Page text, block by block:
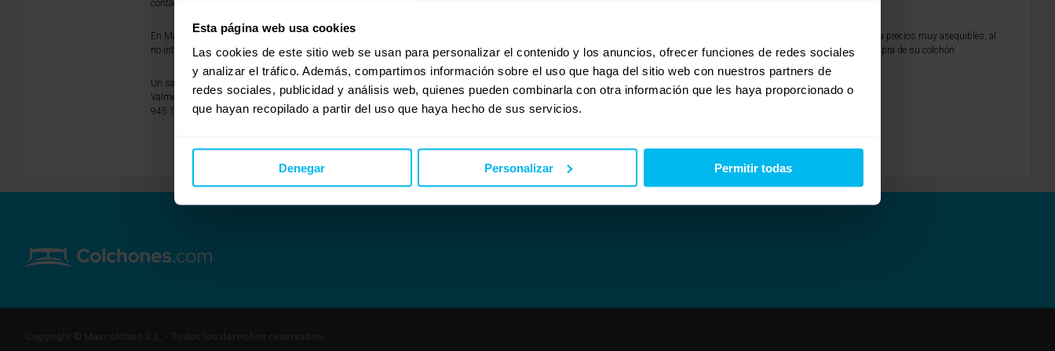
Esta página web usa cookies
Las cookies de este sitio web se usan para personalizar el contenido y los anuncios, ofrecer funciones de redes sociales
y analizar el tráfico. Además, compartimos información sobre el uso que haga del sitio web con nuestros partners de
redes sociales, publicidad y análisis web, quienes pueden combinarla con otra información que les haya proporcionado o
que hayan recopilado a partir del uso que haya hecho de sus servicios.
Denegar Personalizar Permitir todas
contactarnos tanto por teléfono como por correo y le atenderemos encantadas.
En Maxcolchon somos fabricantes desde hace más de 10 años; esto nos permite cubrir necesidades en cuanto a diseño, tamaños y peticiones especiales, ofreciendo alta calidad a precios muy asequibles, al
no intervenir terceros en su compra. Además, contamos con tiendas por toda España donde poder ver y probar nuestros productos, y dispondrá de 100 días de prueba con la compra de su colchón.
Un saludo,
Valme y Macarena, sus asesoras de Maxcolchon Sevilla, P.I. Manchón, edf. puerta aljarafe, local B1, Tomares (Sevilla)
945 153 246 | sevilla@maxcolchon.com